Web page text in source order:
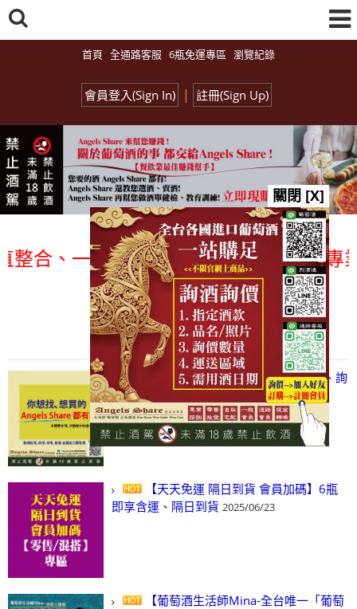
首頁 全通路客服 6瓶免運專區 瀏覽紀錄
會員登入(Sign In) | 註冊(Sign Up)
一次購足」各國進口酒類商品 專業詢(
總覽-促銷&活動
all events
【凡酒問Angels Share】線上選酒、詢
(尋)酒、詢價、零售、批發，看這裡!
2024/03/01
【天天免運 隔日到貨 會員加碼】6瓶
即享含運、隔日到貨 2025/06/23
【葡萄酒生活師Mina-全台唯一「葡萄
關閉 [X]